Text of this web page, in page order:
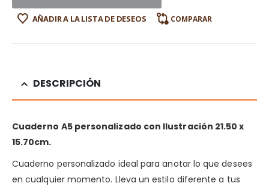
AÑADIR A LA LISTA DE DESEOS COMPARAR
DESCRIPCIÓN
Cuaderno A5 personalizado con Ilustración 21.50 x
15.70cm.
Cuaderno personalizado ideal para anotar lo que desees
en cualquier momento. Lleva un estilo diferente a tus